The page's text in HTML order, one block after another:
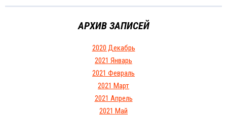
АРХИВ ЗАПИСЕЙ
2020 Декабрь
2021 Январь
2021 Февраль
2021 Март
2021 Апрель
2021 Май